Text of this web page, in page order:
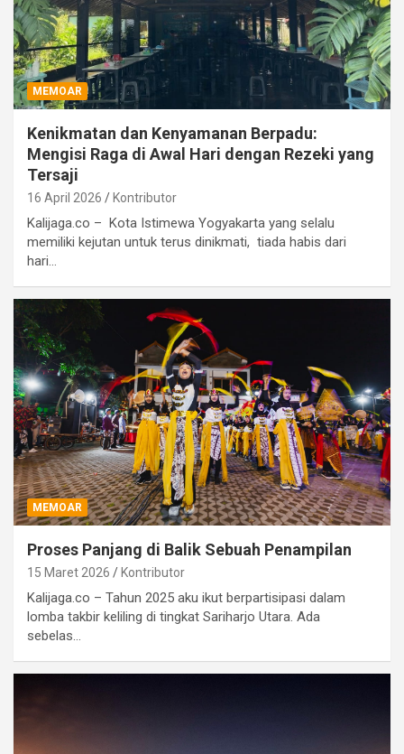
MEMOAR
Kenikmatan dan Kenyamanan Berpadu:
Mengisi Raga di Awal Hari dengan Rezeki yang
Tersaji
16 April 2026 Kontributor
Kalijaga.co – Kota Istimewa Yogyakarta yang selalu
memiliki kejutan untuk terus dinikmati, tiada habis dari
hari…
MEMOAR
Proses Panjang di Balik Sebuah Penampilan
15 Maret 2026 Kontributor
Kalijaga.co – Tahun 2025 aku ikut berpartisipasi dalam
lomba takbir keliling di tingkat Sariharjo Utara. Ada
sebelas…